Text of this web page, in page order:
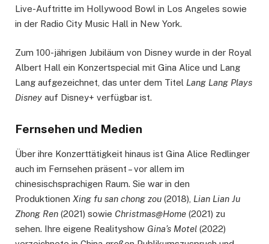
Live-Auftritte im Hollywood Bowl in Los Angeles sowie
in der Radio City Music Hall in New York.
Zum 100-jährigen Jubiläum von Disney wurde in der Royal
Albert Hall ein Konzertspecial mit Gina Alice und Lang
Lang aufgezeichnet, das unter dem Titel Lang Lang Plays
Disney auf Disney+ verfügbar ist.
Fernsehen und Medien
Über ihre Konzerttätigkeit hinaus ist Gina Alice Redlinger
auch im Fernsehen präsent – vor allem im
chinesischsprachigen Raum. Sie war in den
Produktionen Xing fu san chong zou (2018), Lian Lian Ju
Zhong Ren (2021) sowie Christmas@Home (2021) zu
sehen. Ihre eigene Realityshow Gina’s Motel (2022)